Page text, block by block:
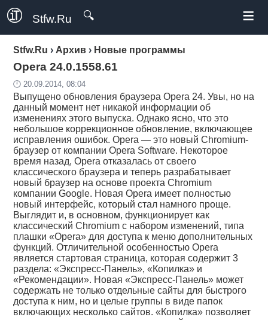
Stfw.Ru 🔍 ≡
Stfw.Ru › Архив › Новые программы
Opera 24.0.1558.61
🕛 20.09.2014, 08:04
Выпущено обновления браузера Opera 24. Увы, но на
данный момент нет никакой информации об
изменениях этого выпуска. Однако ясно, что это
небольшое коррекционное обновление, включающее
исправления ошибок. Opera — это новый Chromium-
браузер от компании Opera Software. Некоторое
время назад, Opera отказалась от своего
классического браузера и теперь разрабатывает
новый браузер на основе проекта Chromium
компании Google. Новая Opera имеет полностью
новый интерфейс, который стал намного проще.
Выглядит и, в основном, функционирует как
классический Chromium с набором изменений, типа
плашки «Opera» для доступа к меню дополнительных
функций. Отличительной особенностью Opera
является стартовая страница, которая содержит 3
раздела: «Экспресс-Панель», «Копилка» и
«Рекомендации». Новая «Экспресс-Панель» может
содержать не только отдельные сайты для быстрого
доступа к ним, но и целые группы в виде папок
включающих несколько сайтов. «Копилка» позволяет